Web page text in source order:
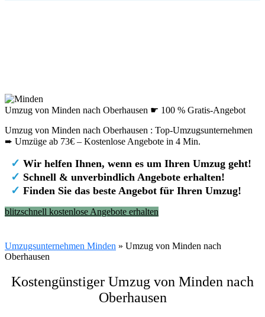
Umzug von Minden nach Oberhausen ☛ 100 % Gratis-Angebot
Umzug von Minden nach Oberhausen : Top-Umzugsunternehmen
➨ Umzüge ab 73€ – Kostenlose Angebote in 4 Min.
✓ Wir helfen Ihnen, wenn es um Ihren Umzug geht!
✓ Schnell & unverbindlich Angebote erhalten!
✓ Finden Sie das beste Angebot für Ihren Umzug!
blitzschnell kostenlose Angebote erhalten
Umzugsunternehmen Minden » Umzug von Minden nach
Oberhausen
Kostengünstiger Umzug von Minden nach
Oberhausen